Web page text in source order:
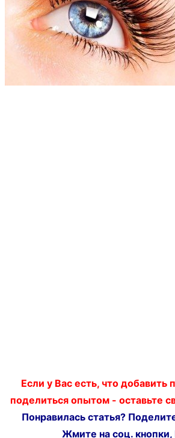
Если у Вас есть, что добавить
поделиться опытом - оставьте
Понравилась статья?
Жмите на соц. кнопки,